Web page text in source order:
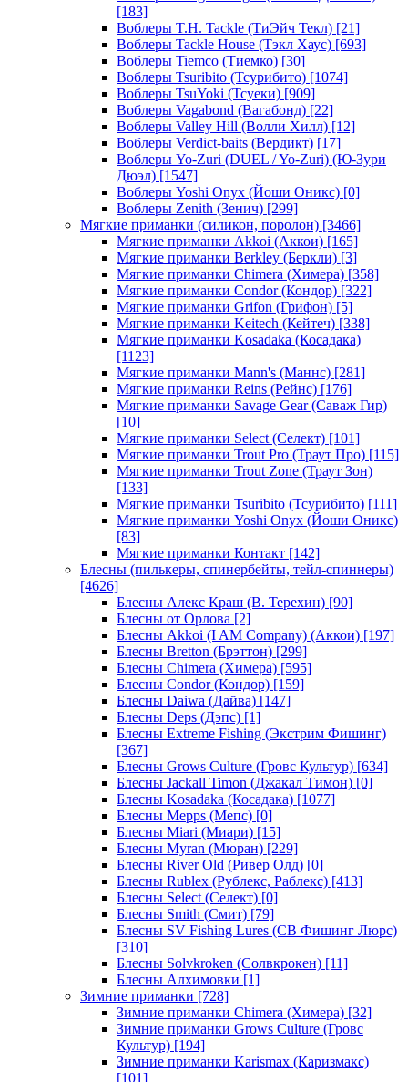
[183]
Воблеры T.H. Tackle (ТиЭйч Текл) [21]
Воблеры Tackle House (Тэкл Хаус) [693]
Воблеры Tiemco (Тиемко) [30]
Воблеры Tsuribito (Тсурибито) [1074]
Воблеры TsuYoki (Тсуеки) [909]
Воблеры Vagabond (Вагабонд) [22]
Воблеры Valley Hill (Волли Хилл) [12]
Воблеры Verdict-baits (Вердикт) [17]
Воблеры Yo-Zuri (DUEL / Yo-Zuri) (Ю-Зури
Дюэл) [1547]
Воблеры Yoshi Onyx (Йоши Оникс) [0]
Воблеры Zenith (Зенич) [299]
Мягкие приманки (силикон, поролон) [3466]
Мягкие приманки Akkoi (Аккои) [165]
Мягкие приманки Berkley (Беркли) [3]
Мягкие приманки Chimera (Химера) [358]
Мягкие приманки Condor (Кондор) [322]
Мягкие приманки Grifon (Грифон) [5]
Мягкие приманки Keitech (Кейтеч) [338]
Мягкие приманки Kosadaka (Косадака)
[1123]
Мягкие приманки Mann's (Маннс) [281]
Мягкие приманки Reins (Рейнс) [176]
Мягкие приманки Savage Gear (Саваж Гир)
[10]
Мягкие приманки Select (Селект) [101]
Мягкие приманки Trout Pro (Траут Про) [115]
Мягкие приманки Trout Zone (Траут Зон)
[133]
Мягкие приманки Tsuribito (Тсурибито) [111]
Мягкие приманки Yoshi Onyx (Йоши Оникс)
[83]
Мягкие приманки Контакт [142]
Блесны (пилькеры, спинербейты, тейл-спиннеры)
[4626]
Блесны Алекс Краш (В. Терехин) [90]
Блесны от Орлова [2]
Блесны Akkoi (I AM Company) (Аккои) [197]
Блесны Bretton (Брэттон) [299]
Блесны Chimera (Химера) [595]
Блесны Condor (Кондор) [159]
Блесны Daiwa (Дайва) [147]
Блесны Deps (Дэпс) [1]
Блесны Extreme Fishing (Экстрим Фишинг)
[367]
Блесны Grows Culture (Гровс Культур) [634]
Блесны Jackall Timon (Джакал Тимон) [0]
Блесны Kosadaka (Косадака) [1077]
Блесны Mepps (Мепс) [0]
Блесны Miari (Миари) [15]
Блесны Myran (Мюран) [229]
Блесны River Old (Ривер Олд) [0]
Блесны Rublex (Рублекс, Раблекс) [413]
Блесны Select (Селект) [0]
Блесны Smith (Смит) [79]
Блесны SV Fishing Lures (СВ Фишинг Люрс)
[310]
Блесны Solvkroken (Солвкрокен) [11]
Блесны Алхимовки [1]
Зимние приманки [728]
Зимние приманки Chimera (Химера) [32]
Зимние приманки Grows Culture (Гровс
Культур) [194]
Зимние приманки Karismax (Каризмакс)
[101]